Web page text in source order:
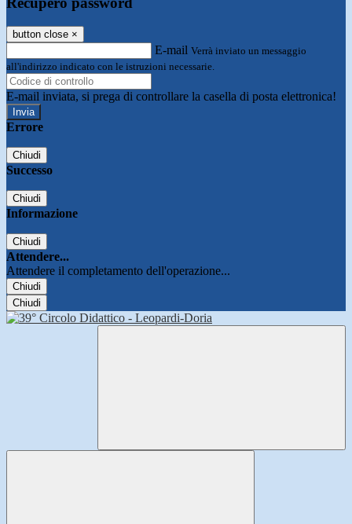
button close ×
E-mail Verrà inviato un messaggio
all'indirizzo indicato con le istruzioni necessarie.
E-mail inviata, si prega di controllare la casella di posta elettronica!
Errore
Chiudi
Successo
Chiudi
Informazione
Chiudi
Attendere...
Attendere il completamento dell'operazione...
Chiudi
Chiudi